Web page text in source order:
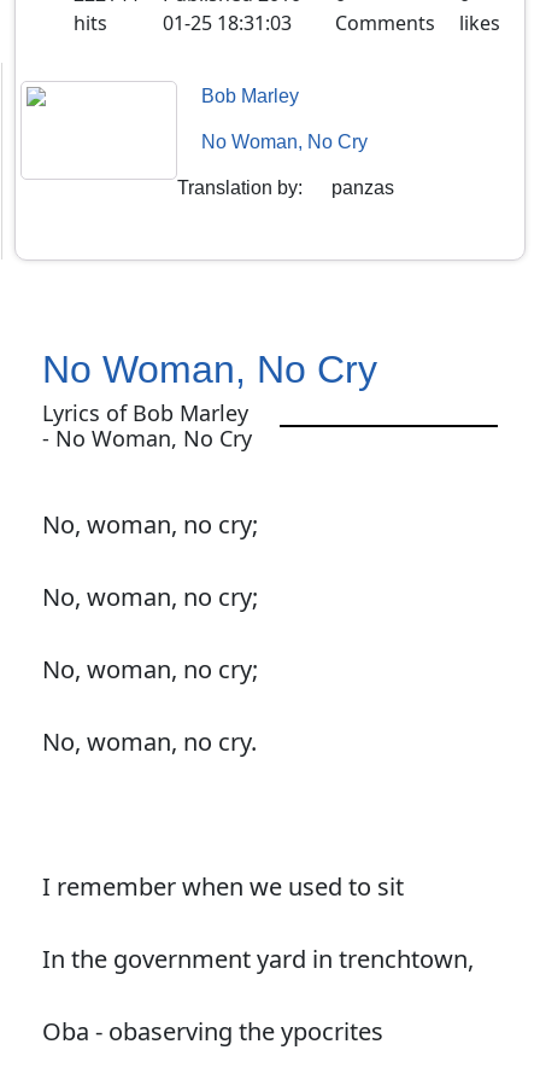
hits
01-25 18:31:03
Comments
likes
Bob Marley
No Woman, No Cry
Translation by: panzas
No Woman, No Cry
Lyrics of Bob Marley
- No Woman, No Cry
No, woman, no cry;
No, woman, no cry;
No, woman, no cry;
No, woman, no cry.
I remember when we used to sit
In the government yard in trenchtown,
Oba - obaserving the ypocrites